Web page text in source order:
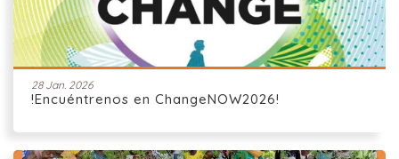
28 Jan. 2026
!Encuéntrenos en ChangeNOW2026!